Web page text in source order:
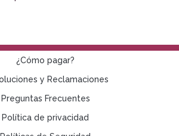
¿Cómo pagar?
y Reclamaciones
Preguntas Frecuentes
Política de privacidad